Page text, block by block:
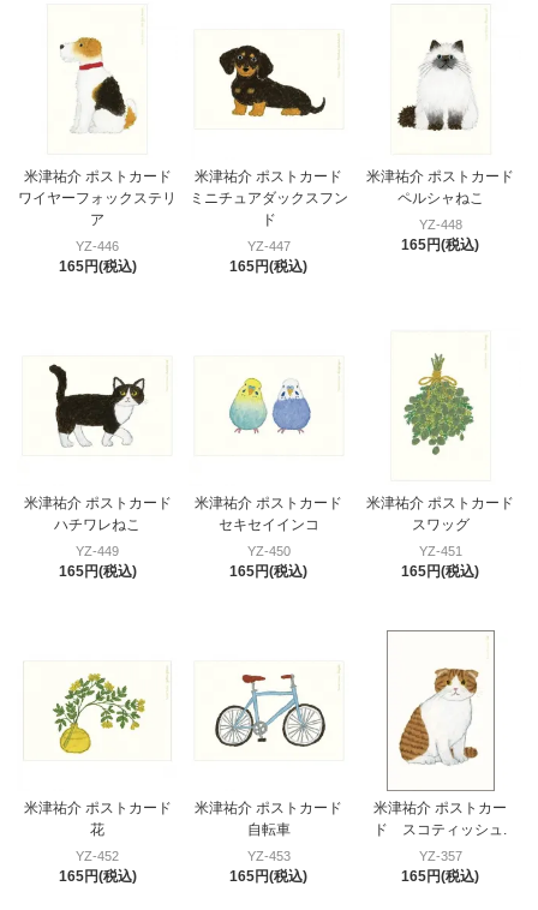
米津祐介 ポストカード
ワイヤーフォックステリ
ア
YZ-446
165円(税込)
米津祐介 ポストカード
ミニチュアダックスフン
ド
YZ-447
165円(税込)
米津祐介 ポストカード
ペルシャねこ
YZ-448
165円(税込)
米津祐介 ポストカード
ハチワレねこ
YZ-449
165円(税込)
米津祐介 ポストカード
セキセイインコ
YZ-450
165円(税込)
米津祐介 ポストカード
スワッグ
YZ-451
165円(税込)
米津祐介 ポストカード
花
YZ-452
165円(税込)
米津祐介 ポストカード
自転車
YZ-453
165円(税込)
米津祐介 ポストカー
ド スコティッシュ.
YZ-357
165円(税込)